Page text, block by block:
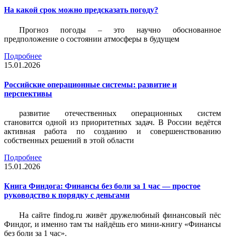
На какой срок можно предсказать погоду?
Прогноз погоды – это научно обоснованное
предположение о состоянии атмосферы в будущем
Подробнее
15.01.2026
Российские операционные системы: развитие и
перспективы
развитие отечественных операционных систем
становится одной из приоритетных задач. В России ведётся
активная работа по созданию и совершенствованию
собственных решений в этой области
Подробнее
15.01.2026
Книга Финдога: Финансы без боли за 1 час — простое
руководство к порядку с деньгами
На сайте findog.ru живёт дружелюбный финансовый пёс
Финдог, и именно там ты найдёшь его мини‑книгу «Финансы
без боли за 1 час».